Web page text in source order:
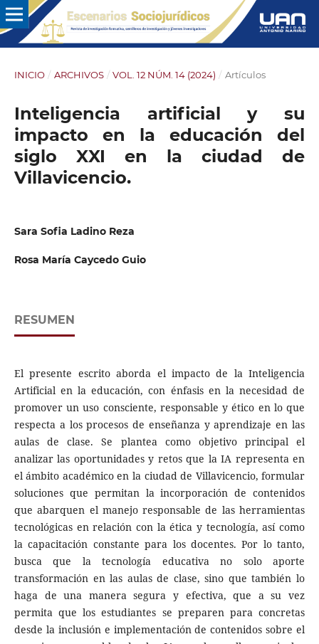
INICIO / ARCHIVOS / VOL. 12 NÚM. 14 (2024) / Artículos
Inteligencia artificial y su
impacto en la educación del
siglo XXI en la ciudad de
Villavicencio.
Sara Sofia Ladino Reza
Rosa María Caycedo Guio
RESUMEN
El presente escrito aborda el impacto de la Inteligencia
Artificial en la educación, con énfasis en la necesidad de
promover un uso consciente, responsable y ético en lo que
respecta a los procesos de enseñanza y aprendizaje en las
aulas de clase. Se plantea como objetivo principal el
analizar las oportunidades y retos que la IA representa en
el ámbito académico en la ciudad de Villavicencio, formular
soluciones que permitan la incorporación de contenidos
que abarquen el manejo responsable de las herramientas
tecnológicas en relación con la ética y tecnología, así como
la capacitación constante para los docentes. Por lo tanto,
busca que la tecnología educativa no solo aporte
transformación en las aulas de clase, sino que también lo
haga de una manera segura y efectiva, que a su vez
permita que los estudiantes se preparen para concretas
desde la inclusión e implementación de contenidos sobre el